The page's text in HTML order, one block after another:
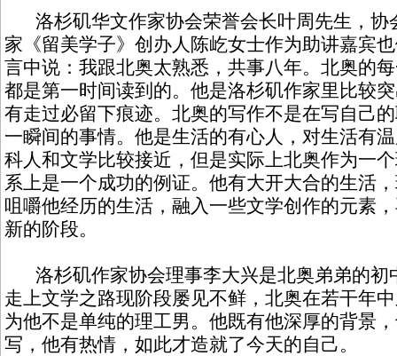
洛杉矶华文作家协会荣誉会长叶周先生，协
家《留美学子》创办人陈屹女士作为助讲嘉宾
言中说：我跟北奥太熟悉，共事八年。北奥的
都是第一时间读到的。他是洛杉矶作家里比较
有走过必留下痕迹。北奥的写作不是在写自己
一瞬间的事情。他是生活的有心人，对生活有
科人和文学比较接近，但是实际上北奥作为一
系上是一个成功的例证。他有大开大合的生活
咀嚼他经历的生活，融入一些文学创作的元素
新的阶段。
洛杉矶作家协会理事李大兴是北奥弟弟的初
走上文学之路现阶段屡见不鲜，北奥在若干年
为他不是单纯的理工男。他既有他深厚的背景
写，他有热情，如此才造就了今天的自己。